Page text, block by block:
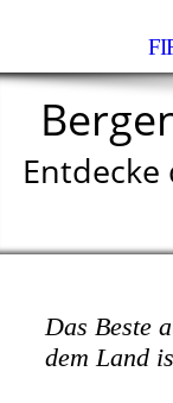
Das Beste
dem Land